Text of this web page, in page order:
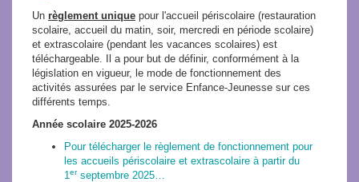
Un règlement unique pour l'accueil périscolaire (restauration
scolaire, accueil du matin, soir, mercredi en période scolaire)
et extrascolaire (pendant les vacances scolaires) est
téléchargeable. Il a pour but de définir, conformément à la
législation en vigueur, le mode de fonctionnement des
activités assurées par le service Enfance-Jeunesse sur ces
différents temps.
Année scolaire 2025-2026
Pour télécharger le règlement de fonctionnement pour
les accueils périscolaire et extrascolaire à partir du
1erseptembre 2025…